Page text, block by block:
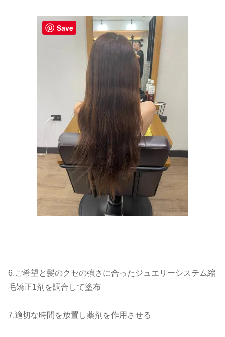
6.ご希望と髪のクセの強さに合ったジュエリーシステム縮
毛矯正1剤を調合して塗布
7.適切な時間を放置し薬剤を作用させる
Save